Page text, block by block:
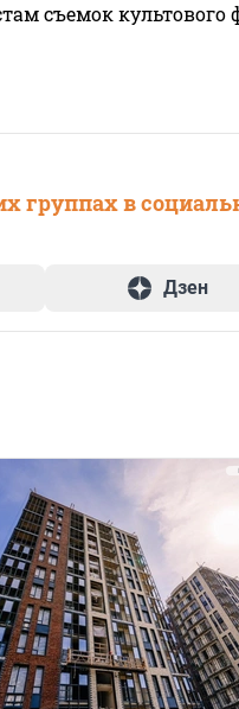
съемок культового
группах в
Дзен